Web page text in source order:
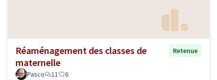
Réaménagement des classes de
maternelle
Retenue
Pasco 11 6